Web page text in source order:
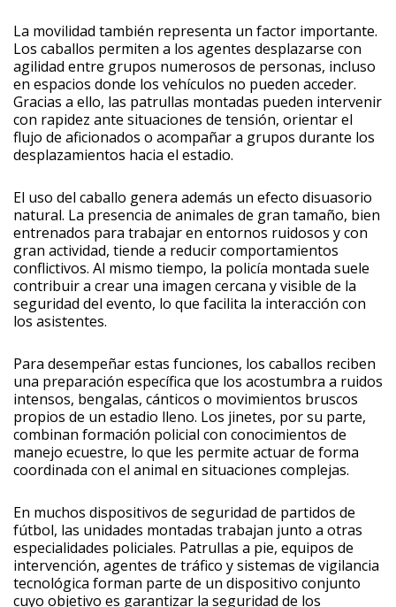
La movilidad también representa un factor importante.
Los caballos permiten a los agentes desplazarse con
agilidad entre grupos numerosos de personas, incluso
en espacios donde los vehículos no pueden acceder.
Gracias a ello, las patrullas montadas pueden intervenir
con rapidez ante situaciones de tensión, orientar el
flujo de aficionados o acompañar a grupos durante los
desplazamientos hacia el estadio.
El uso del caballo genera además un efecto disuasorio
natural. La presencia de animales de gran tamaño, bien
entrenados para trabajar en entornos ruidosos y con
gran actividad, tiende a reducir comportamientos
conflictivos. Al mismo tiempo, la policía montada suele
contribuir a crear una imagen cercana y visible de la
seguridad del evento, lo que facilita la interacción con
los asistentes.
Para desempeñar estas funciones, los caballos reciben
una preparación específica que los acostumbra a ruidos
intensos, bengalas, cánticos o movimientos bruscos
propios de un estadio lleno. Los jinetes, por su parte,
combinan formación policial con conocimientos de
manejo ecuestre, lo que les permite actuar de forma
coordinada con el animal en situaciones complejas.
En muchos dispositivos de seguridad de partidos de
fútbol, las unidades montadas trabajan junto a otras
especialidades policiales. Patrullas a pie, equipos de
intervención, agentes de tráfico y sistemas de vigilancia
tecnológica forman parte de un dispositivo conjunto
cuyo objetivo es garantizar la seguridad de los